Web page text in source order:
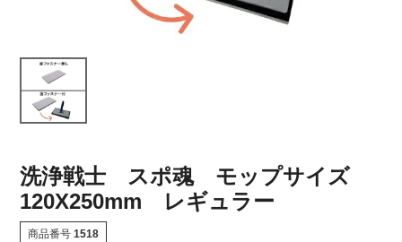
洗浄戦士 スポ魂 モップサイズ
120X250mm レギュラー
商品番号 1518